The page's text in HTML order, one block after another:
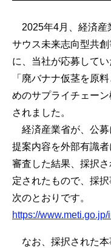
2025年4月、経済産
サウス未来志向型共創
に、当社が応募して
「廃バナナ仮茎を原
めのサプライチェー
されました。
経済産業省が、公募
提案内容を外部有識
審査した結果、採択
定されたもので、採
次のとおりです。
https://
なお、採択された本